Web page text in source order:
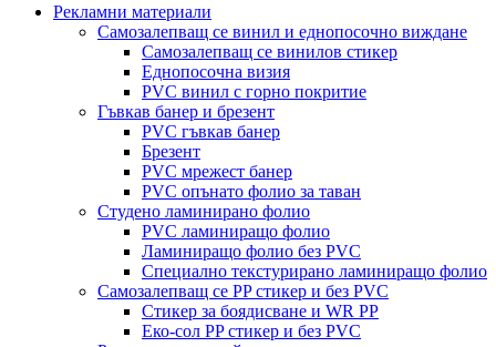
Рекламни материали
Самозалепващ се винил и еднопосочно виждане
Самозалепващ се винилов стикер
Еднопосочна визия
PVC винил с горно покритие
Гъвкав банер и брезент
PVC гъвкав банер
Брезент
PVC мрежест банер
PVC опънато фолио за таван
Студено ламинирано фолио
PVC ламиниращо фолио
Ламиниращо фолио без PVC
Специално текстурирано ламиниращо фолио
Самозалепващ се PP стикер и без PVC
Стикер за боядисване и WR PP
Еко-сол PP стикер и без PVC